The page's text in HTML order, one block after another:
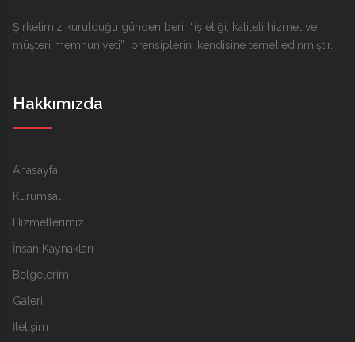
Şirketimiz kurulduğu günden beri “iş etiği, kaliteli hizmet ve
müşteri memnuniyeti” prensiplerini kendisine temel edinmiştir.
Hakkımızda
Anasayfa
Kurumsal
Hizmetlerimiz
İnsan Kaynakları
Belgelerim
Galeri
İletişim